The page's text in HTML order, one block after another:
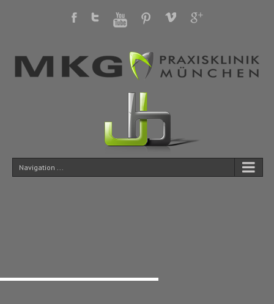
Navigation ...